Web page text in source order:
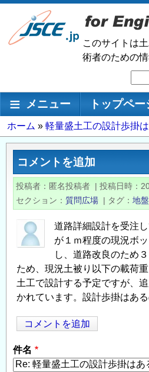
メ
ン
移
このサイトは
術者のための
索
メインナビゲーション
メニュー トップペー
パ
ン
ず
ホーム 軽量盛土工の設計歩掛
コメントを追加
投稿者 匿名投稿者 | 投稿日時
セクション
質問広場 | タグ 地
道路詳細設計を受注
が１ｍ程度の現況ボ
し、道路改良のため
ため、現況土被り以下の載荷
土工で設計する予定ですが、
かれています。設計歩掛はあ
コメントを追加
件名